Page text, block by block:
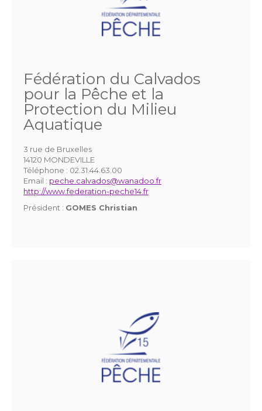
Fédération du Calvados
pour la Pêche et la
Protection du Milieu
Aquatique
3 rue de Bruxelles
14120 MONDEVILLE
Téléphone : 02.31.44.63.00
Email : peche.calvados@wanadoo.fr
http://www.federation-peche14.fr
Président : GOMES Christian